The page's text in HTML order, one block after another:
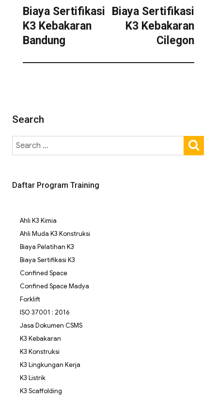
Biaya Sertifikasi
K3 Kebakaran
Bandung
Biaya Sertifikasi
K3 Kebakaran
Cilegon
Search
Daftar Program Training
Ahli K3 Kimia
Ahli Muda K3 Konstruksi
Biaya Pelatihan K3
Biaya Sertifikasi K3
Confined Space
Confined Space Madya
Forklift
ISO 37001 : 2016
Jasa Dokumen CSMS
K3 Kebakaran
K3 Konstruksi
K3 Lingkungan Kerja
K3 Listrik
K3 Scaffolding